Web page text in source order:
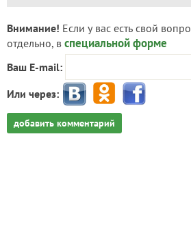
Внимание! Если у вас есть свой
отдельно, в специальной форме
Ваш E-mail:
Или через:
добавить комментарий